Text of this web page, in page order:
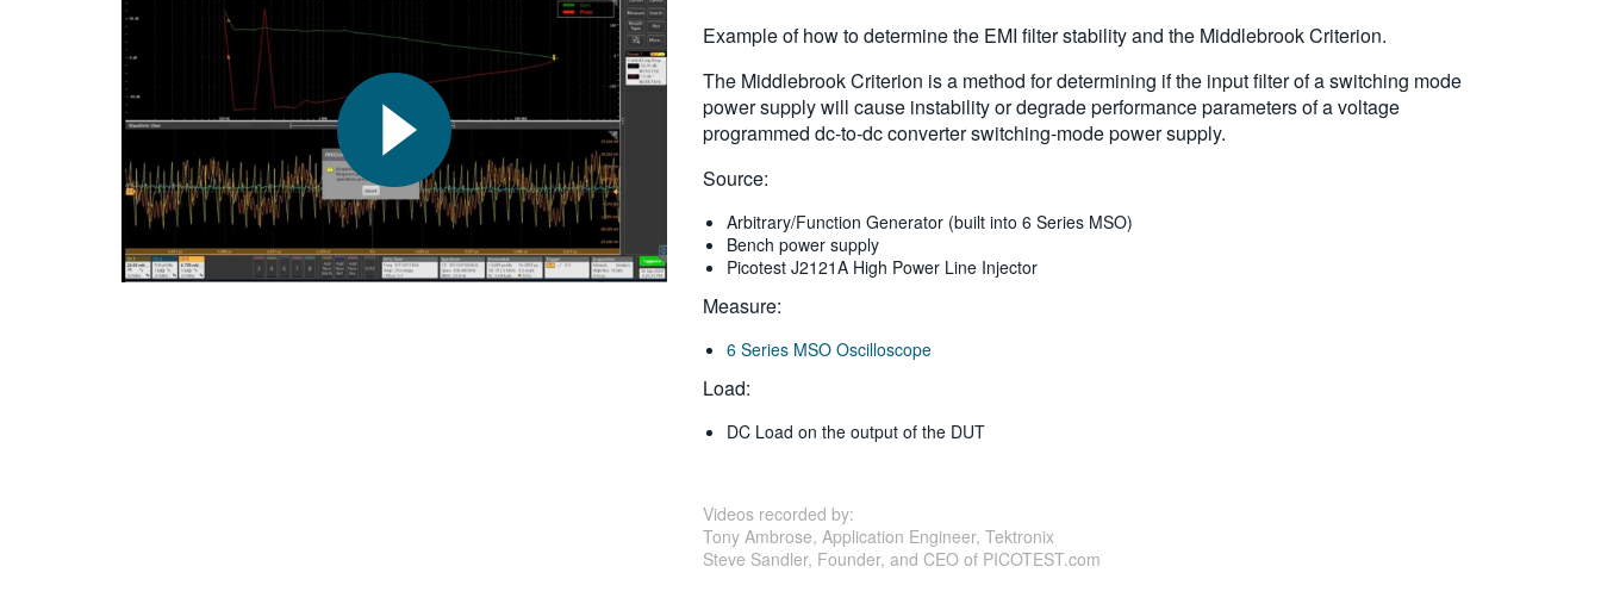
Example of how to determine the EMI filter stability and the Middlebrook Criterion.
The Middlebrook Criterion is a method for determining if the input filter of a switching mode
power supply will cause instability or degrade performance parameters of a voltage
programmed dc-to-dc converter switching-mode power supply.
Source:
Arbitrary/Function Generator (built into 6 Series MSO)
Bench power supply
Picotest J2121A High Power Line Injector
Measure:
6 Series MSO Oscilloscope
Load:
DC Load on the output of the DUT
Videos recorded by:
Tony Ambrose, Application Engineer, Tektronix
Steve Sandler, Founder, and CEO of PICOTEST.com